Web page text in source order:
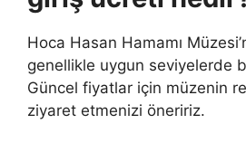
Hoca Hasan Hamamı
genellikle uygun seviyelerde
Güncel fiyatlar için müzenin
ziyaret etmenizi öneririz.